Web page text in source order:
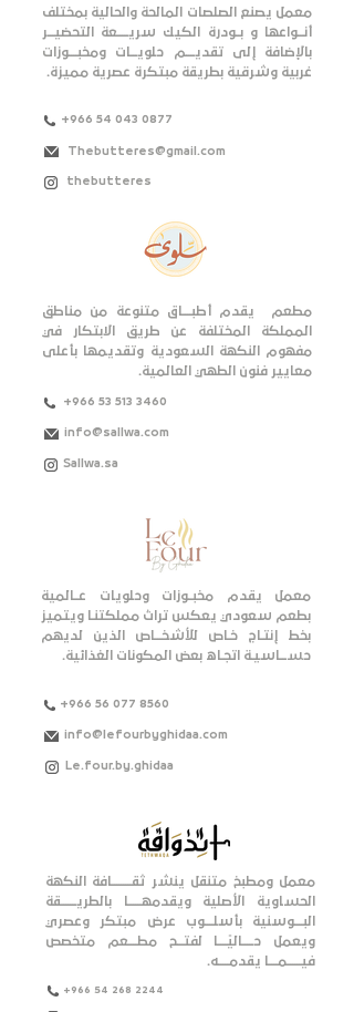
معمل يصنع الصلصات المالحة والحالية بمختلف
أنـــواعها و بــودرة الكيك سريـــــعة التحضيـــر
بالإضافة إلى تقديــــم حلويـــات ومخبــــوزات
غربية وشرقية بطريقة مبتكرة عصرية مميزة.
+966 54 043 0877
Thebutteres@gmail.com
thebutteres
مطعم يقدم أطبــــاق متنوعة من مناطق
المملكة المختلفة عن طريق الابتكار في
مفهوم النكهة السعودية وتقديمها بأعلى
معايير فنون الطهي العالمية.
+966 53 513 3460
info@sallwa.com
Sallwa.sa
معمل يقدم مخبــوزات وحلويات عــالمية
بطعم سعودي يعكس تراث مملكتنـا ويتميز
بخط إنتـاج خـاص للأشخـــاص الذين لديهم
حســـاسيـة اتجـاه بعض المكونات الغذائية.
+966 56 077 8560
info@lefourbyghidaa.com
Le.four.by.ghidaa
معمل ومطبخ متنقل ينشر ثقـــــــــافة النكهة
الحساوية الأصلية ويقدمهــــــا بالطريـــــــقة
البــــوسنية بأسلــــوب عرض مبتكر وعصري
ويعمل حـــــاليًــــا لفتـــح مطــــعم متخصص
فيــــــمــــا يقدمـــــه.
+966 54 268 2244